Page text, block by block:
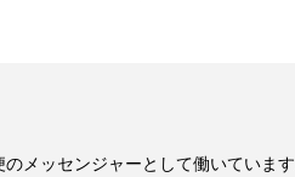
メッセンジャーとして働いていま